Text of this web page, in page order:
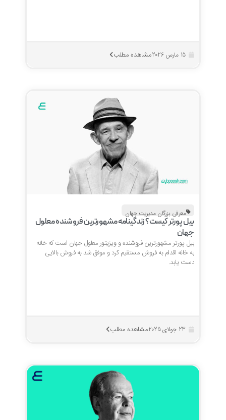
مشاهده مطلب
معرفی بزرگان مدیریت جهان
بیل پورتر کیست؟ زندگینامه مشهورترین فروشنده معلول
جهان
بیل پورتر مشهورترین فروشنده و ویزیتور معلول جهان است که خانه
به خانه اقدام به فروش مستقیم کرد و موفق شد به فروش بالایی
دست یابد.
23 جولای 2025 مشاهده مطلب